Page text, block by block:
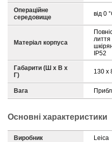
Операційне
середовище
від 0
Матеріал корпуса
лиття
IP52
Габарити (Ш х В х
Г)
130 х
Вага
Основні характеристики
Виробник Leica